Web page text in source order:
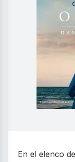
En el elenco